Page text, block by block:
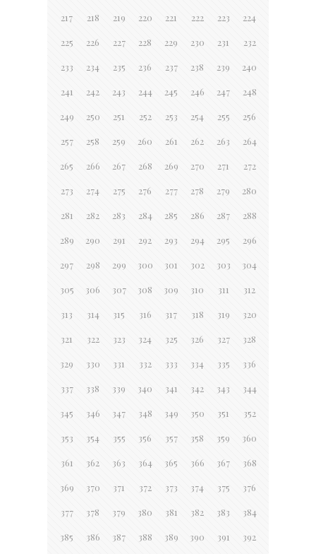
217 218 219 220 221 222 223 224
225 226 227 228 229 230 231 232
233 234 235 236 237 238 239 240
241 242 243 244 245 246 247 248
249 250 251 252 253 254 255 256
257 258 259 260 261 262 263 264
265 266 267 268 269 270 271 272
273 274 275 276 277 278 279 280
281 282 283 284 285 286 287 288
289 290 291 292 293 294 295 296
297 298 299 300 301 302 303 304
305 306 307 308 309 310 311 312
313 314 315 316 317 318 319 320
321 322 323 324 325 326 327 328
329 330 331 332 333 334 335 336
337 338 339 340 341 342 343 344
345 346 347 348 349 350 351 352
353 354 355 356 357 358 359 360
361 362 363 364 365 366 367 368
369 370 371 372 373 374 375 376
377 378 379 380 381 382 383 384
385 386 387 388 389 390 391 392